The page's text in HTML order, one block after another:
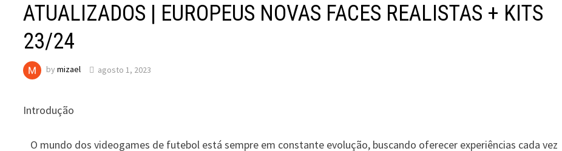
ATUALIZADOS | EUROPEUS NOVAS FACES REALISTAS + KITS
23/24
bymizael agosto 1, 2023
Introdução
O mundo dos videogames de futebol está sempre em constante evolução, buscando oferecer experiências cada vez